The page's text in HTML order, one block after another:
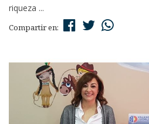
riqueza ...
Compartir en: